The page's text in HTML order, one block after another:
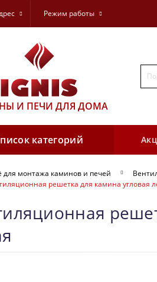
Режим работы
И ПЕЧИ ДЛЯ ДОМА
категорий
для монтажа каминов и печей
решетка для камина угловая